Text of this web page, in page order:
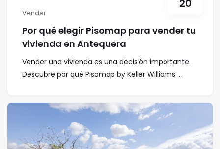
20
Vender
Por qué elegir Pisomap para vender tu
vivienda en Antequera
Vender una vivienda es una decisión importante.
Descubre por qué Pisomap by Keller Williams ...